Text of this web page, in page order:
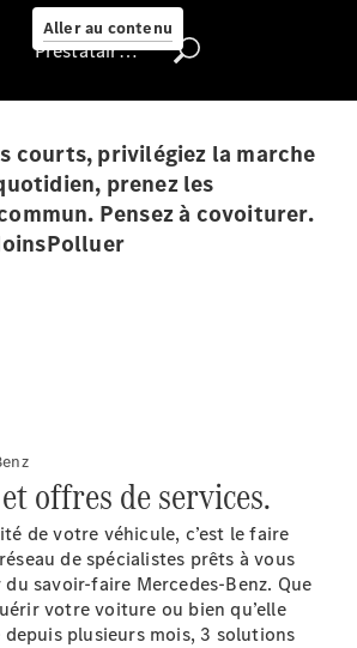
Aller au contenu
trouver
Prestataire / Protection des données
courts, privilégiez la marche
prenez les
Pensez à covoiturer.
offres de services.
de votre véhicule, c’est le faire
de spécialistes prêts à vous
savoir-faire Mercedes-Benz. Que
votre voiture ou bien qu’elle
depuis plusieurs mois, 3 solutions